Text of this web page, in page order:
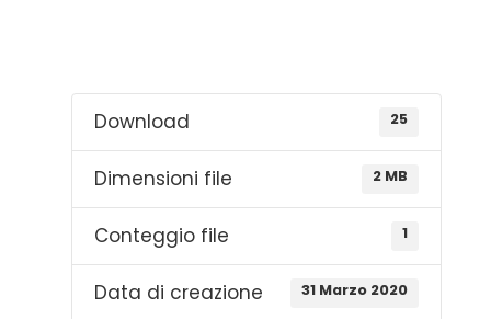
Download 25
Dimensioni file 2 MB
Conteggio file 1
Data di creazione 31 Marzo 2020